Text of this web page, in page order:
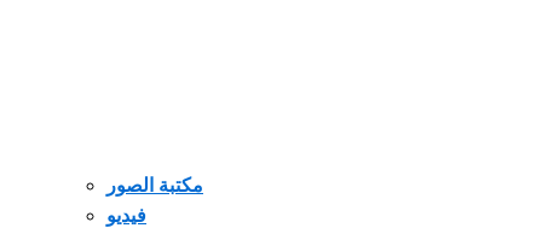
مكتبة الصور
فيديو